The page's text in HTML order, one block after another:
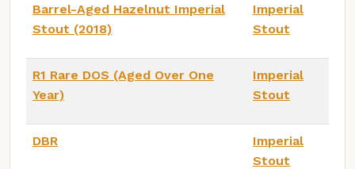
Barrel-Aged Hazelnut Imperial
Stout (2018)
Imperial
Stout
R1 Rare DOS (Aged Over One
Year)
Imperial
Stout
DBR
Imperial
Stout